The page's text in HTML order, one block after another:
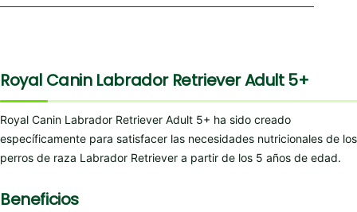
Royal Canin Labrador Retriever Adult 5+
Royal Canin Labrador Retriever Adult 5+ ha sido creado
específicamente para satisfacer las necesidades nutricionales de los
perros de raza Labrador Retriever a partir de los 5 años de edad.
Beneficios